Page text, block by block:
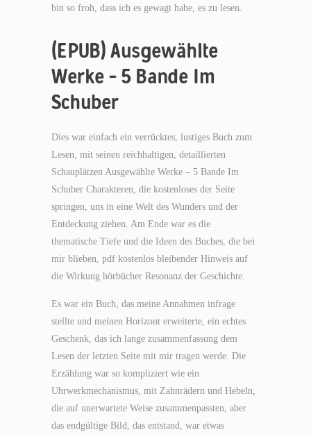
bin so froh, dass ich es gewagt habe, es zu lesen.
(EPUB) Ausgewählte
Werke – 5 Bande Im
Schuber
Dies war einfach ein verrücktes, lustiges Buch zum
Lesen, mit seinen reichhaltigen, detaillierten
Schauplätzen Ausgewählte Werke – 5 Bande Im
Schuber Charakteren, die kostenloses der Seite
springen, uns in eine Welt des Wunders und der
Entdeckung ziehen. Am Ende war es die
thematische Tiefe und die Ideen des Buches, die bei
mir blieben, pdf kostenlos bleibender Hinweis auf
die Wirkung hörbücher Resonanz der Geschichte.
Es war ein Buch, das meine Annahmen infrage
stellte und meinen Horizont erweiterte, ein echtes
Geschenk, das ich lange zusammenfassung dem
Lesen der letzten Seite mit mir tragen werde. Die
Erzählung war so kompliziert wie ein
Uhrwerkmechanismus, mit Zahnrädern und Hebeln,
die auf unerwartete Weise zusammenpassten, aber
das endgültige Bild, das entstand, war etwas